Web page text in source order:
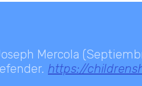
Mercola
. https://